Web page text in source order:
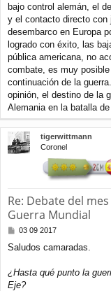
bajo control alemán, el
y el contacto directo con
desembarco en Europa
logrado con éxito, las
pública americana, no
combate, es muy
continuación de la
opinión, el destino de la
Alemania en la batalla de
tigerwittmann
Coronel
Re: Debate del
Guerra Mundial
M
n
a
j
03 09 2017
Saludos camaradas.
¿Hasta qué punto la
Eje?